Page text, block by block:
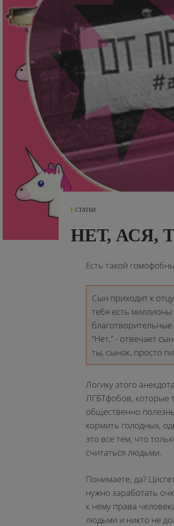
СТАТЬИ
НЕТ, АСЯ,
Есть такой
Сын приходит к
тебя есть миллионы
“Нет,” - отвечает
ты, сынок, просто
Логику этого
ЛГБТфобов, которые
общественно
кормить голодных,
это все тем, что
считаться людьми.
Понимаете, да?
нужно заработать
к нему права
людьми и никто не